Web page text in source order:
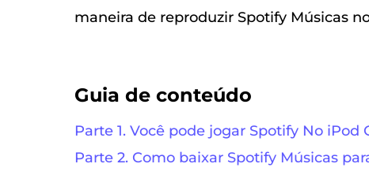
maneira de reproduzir Spotify Músicas
Guia de conteúdo
Parte 1. Você pode jogar Spotify No iPod
Parte 2. Como baixar Spotify Músicas